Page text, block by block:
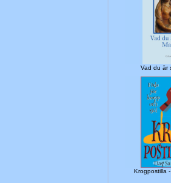
Vad du är
Krogpostilla